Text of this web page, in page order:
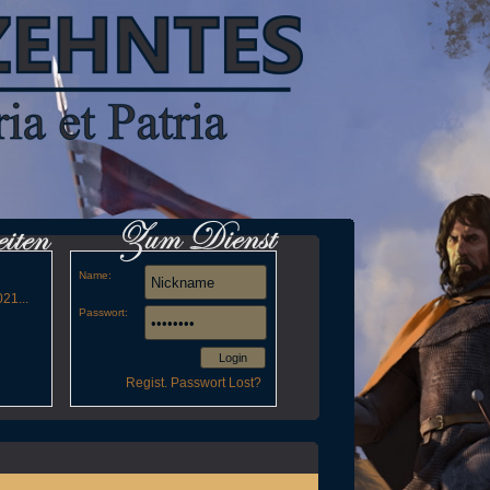
Name:
Passwort:
Login
Regist. Passwort Lost?